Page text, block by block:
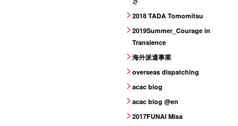
2018 TADA Tomomitsu
2019Summer_Courage in
Transience
海外派遣事業
overseas dispatching
acac blog
acac blog @en
2017FUNAI Misa